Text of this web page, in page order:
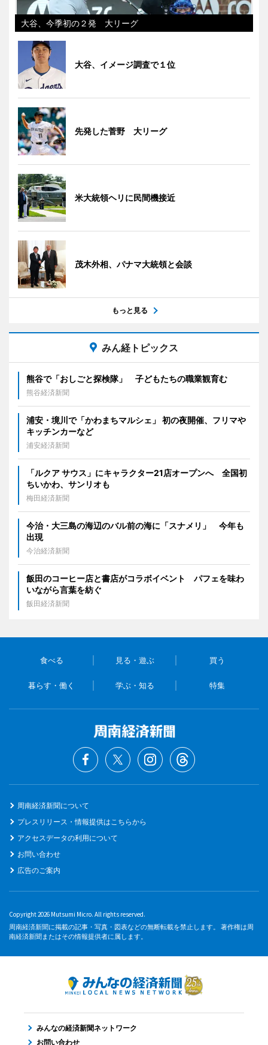
大谷、今季初の２発 大リーグ
大谷、イメージ調査で１位
先発した菅野 大リーグ
米大統領ヘリに民間機接近
茂木外相、パナマ大統領と会談
もっと見る
みん経トピックス
熊谷で「おしごと探検隊」 子どもたちの職業観育む
熊谷経済新聞
浦安・境川で「かわまちマルシェ」 初の夜開催、フリマや
キッチンカーなど
浦安経済新聞
「ルクア サウス」にキャラクター21店オープンへ 全国初
ちいかわ、サンリオも
梅田経済新聞
今治・大三島の海辺のバル前の海に「スナメリ」 今年も
出現
今治経済新聞
飯田のコーヒー店と書店がコラボイベント パフェを味わ
いながら言葉を紡ぐ
飯田経済新聞
食べる 見る・遊ぶ 買う
暮らす・働く 学ぶ・知る 特集
周南経済新聞について
プレスリリース・情報提供はこちらから
アクセスデータの利用について
お問い合わせ
広告のご案内
Copyright 2026 Mutsumi Micro. All rights reserved.
周南経済新聞に掲載の記事・写真・図表などの無断転載を禁止します。 著作権は周
南経済新聞またはその情報提供者に属します。
みんなの経済新聞ネットワーク
お問い合わせ